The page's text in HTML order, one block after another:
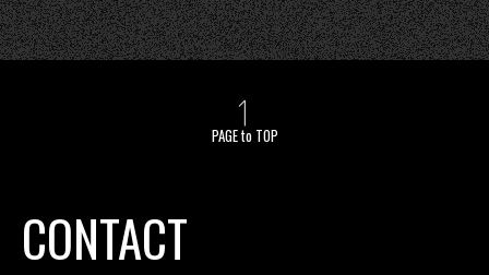
PAGE to TOP
CONTACT